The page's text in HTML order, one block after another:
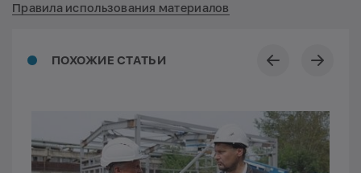
ПОХОЖИЕ СТАТЬИ
Правила использования материалов